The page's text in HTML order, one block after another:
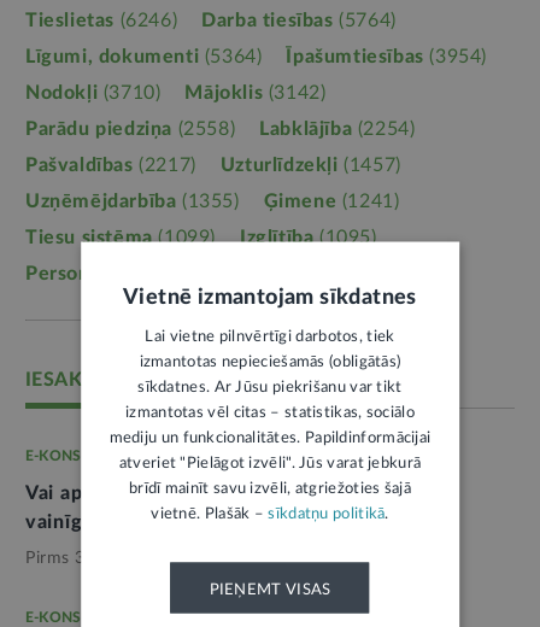
Tieslietas (6246) Darba tiesības (5764)
Līgumi, dokumenti (5364) Īpašumtiesības (3954)
Nodokļi (3710) Mājoklis (3142)
Parādu piedziņa (2558) Labklājība (2254)
Pašvaldības (2217) Uzturlīdzekļi (1457)
Uzņēmējdarbība (1355) Ģimene (1241)
Tiesu sistēma(1099) Izglītība(1095)
Personas dati
IESAKĀM
E-KONSULTĀCIJA
Vai apdrošinātājs var piedzīt zaudējumus no
vainīgās personas
2
Pirms 3 nedēļām, Tieslietas
E-KONSULTĀCIJA
Vietnē izmantojam sīkdatnes
Lai vietne pilnvērtīgi darbotos, tiek
izmantotas nepieciešamās (obligātās)
sīkdatnes. Ar Jūsu piekrišanu var tikt
izmantotas vēl citas – statistikas, sociālo
mediju un funkcionalitātes. Papildinformācijai
atveriet "Pielāgot izvēli". Jūs varat jebkurā
brīdī mainīt savu izvēli, atgriežoties šajā
vietnē. Plašāk –sīkdatņu politikā.
PIEŅEMT VISAS